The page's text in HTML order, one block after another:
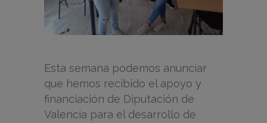
Esta semana podemos anunciar
que hemos recibido el apoyo y
financiación de Diputación de
Valencia para el desarrollo de